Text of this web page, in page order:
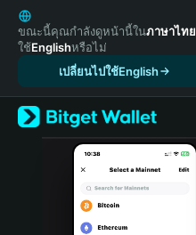
English
日本語
Tiếng Việt
Español (Latinoamérica)
Türkçe
Italiano
ขณะนี้คุณกำลังดูหน้านี้ในภาษาไทย
ใช้Englishหรือไม่
เปลี่ยนไปใช้English